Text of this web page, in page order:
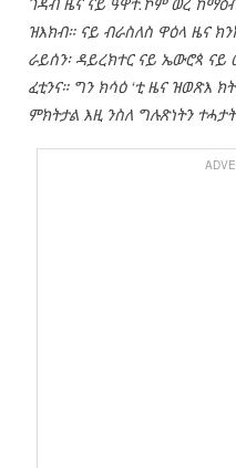
ዝእክብ። ናይ ብራስለስ ዋዕላ ዜና
ራይሰን፡ ዳይረክተር ናይ ኤውሮጳ ናይ
ፈቲንና። ግን ክሳዕ ‘ቲ ዜና ዝወጽእ
ምክትታል እዚ ንስለ ግሉጽነትን